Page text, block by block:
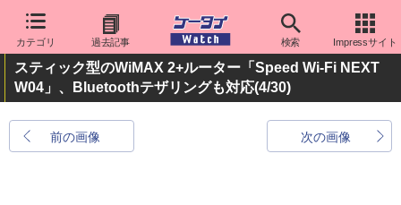
カテゴリ 過去記事 検索 Impressサイト
スティック型のWiMAX 2+ルーター「Speed Wi-Fi NEXT
W04」、Bluetoothテザリングも対応(4/30)
前の画像 次の画像